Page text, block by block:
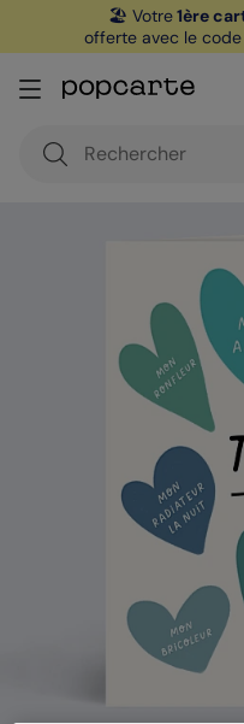
🏖️ Votre1ère
offerte avec le code